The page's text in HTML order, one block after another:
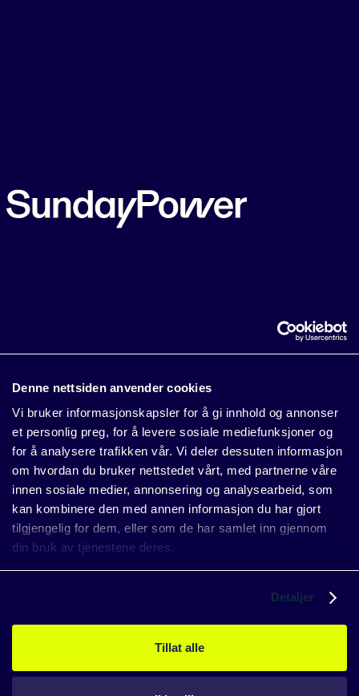
Denne nettsiden anvender cookies
Vi bruker informasjonskapsler for å gi innhold og annonser
et personlig preg, for å levere sosiale mediefunksjoner og
for å analysere trafikken vår. Vi deler dessuten informasjon
om hvordan du bruker nettstedet vårt, med partnerne våre
innen sosiale medier, annonsering og analysearbeid, som
kan kombinere den med annen informasjon du har gjort
tilgjengelig for dem, eller som de har samlet inn gjennom
din bruk av tjenestene deres.
Detaljer
Tillat alle
Detaljer
Personuppgifter, Whistleblowing, Press
Följ oss
Linkedin
Språk
Norsk English Svenska